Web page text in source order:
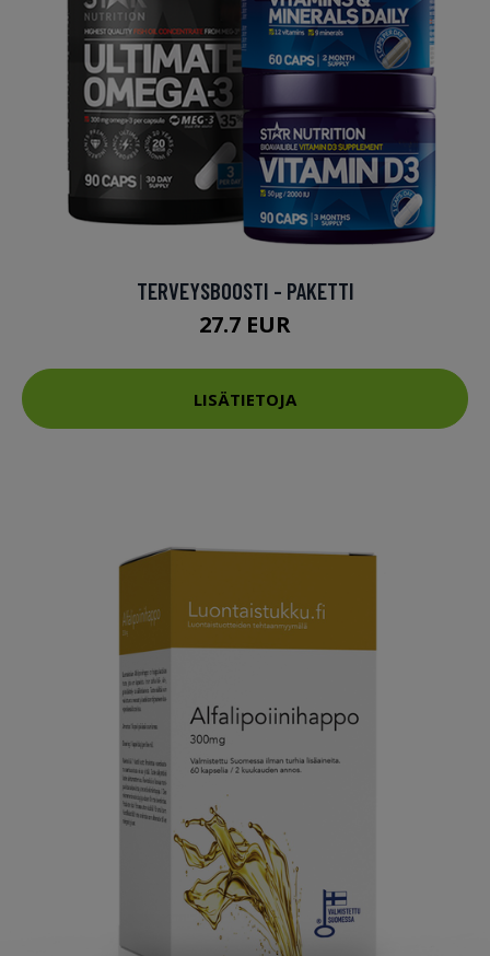
TERVEYSBOOSTI - PAKETTI
27.7 EUR
LISÄTIETOJA